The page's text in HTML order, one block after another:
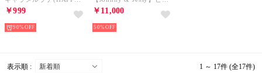
￥999
90%
￥11,000
50%
表示順 : 1 ～ 17件 (全17件)